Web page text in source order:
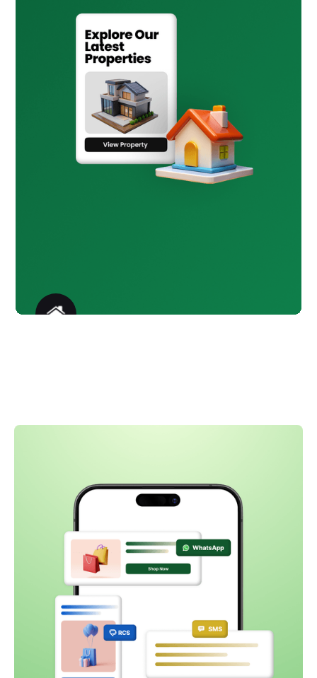
تنبيهات المعاملات
OTP وتحديثات المعاملات وتنبيهات
أمان تسجيل الدخول عبر المراسلة.